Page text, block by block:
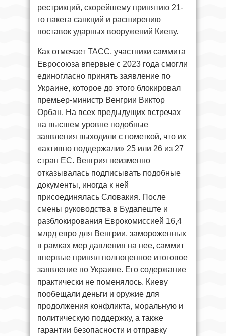
рестрикций, скорейшему принятию 21-
го пакета санкций и расширению
поставок ударных вооружений Киеву.
Как отмечает ТАСС, участники саммита
Евросоюза впервые с 2023 года смогли
единогласно принять заявление по
Украине, которое до этого блокировал
премьер-министр Венгрии Виктор
Орбан. На всех предыдущих встречах
на высшем уровне подобные
заявления выходили с пометкой, что их
«активно поддержали» 25 или 26 из 27
стран ЕС. Венгрия неизменно
отказывалась подписывать подобные
документы, иногда к ней
присоединялась Словакия. После
смены руководства в Будапеште и
разблокирования Еврокомиссией 16,4
млрд евро для Венгрии, замороженных
в рамках мер давления на нее, саммит
впервые принял полноценное итоговое
заявление по Украине. Его содержание
практически не поменялось. Киеву
пообещали деньги и оружие для
продолжения конфликта, моральную и
политическую поддержку, а также
гарантии безопасности и отправку